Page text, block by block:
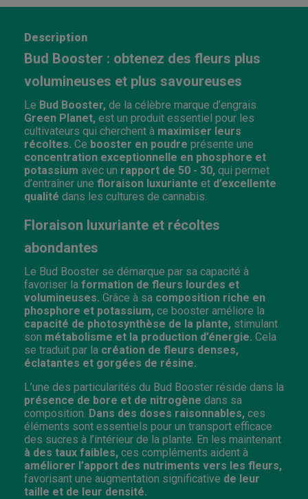
Description
Bud Booster : obtenez des fleurs plus
volumineuses et plus savoureuses
Le Bud Booster, de la célèbre marque d’engrais
Green Planet, est un produit essentiel pour les
cultivateurs qui cherchent à maximiser leurs
récoltes. Ce booster en poudre présente une
concentration exceptionnelle en phosphore et
potassium avec un rapport de 50 - 30, qui permet
d’entraîner une floraison luxuriante et d’excellente
qualité dans les cultures de cannabis.
Floraison luxuriante et récoltes
abondantes
Le Bud Booster se démarque par sa capacité à
favoriser la formation de fleurs lourdes et
volumineuses. Grâce à sa composition riche en
phosphore et potassium, ce booster améliore la
capacité de photosynthèse de la plante, stimulant
son métabolisme et la production d’énergie. Cela
se traduit par la création de fleurs denses,
éclatantes et gorgées de résine.
L’une des particularités du Bud Booster réside dans la
présence de bore et de nitrogène dans sa
composition. Dans des doses raisonnables, ces
éléments sont essentiels pour un transport efficace
des sucres à l’intérieur de la plante. En les maintenant
à des taux faibles, ces compléments aident à
améliorer l’apport des nutriments vers les fleurs,
favorisant une augmentation significative de leur
taille et de leur densité.